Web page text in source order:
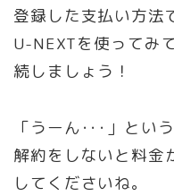
登録した支払い方法
U-NEXTを使ってみ
続しましょう！
「うーん･･･」とい
解約をしないと料金
してくださいね。